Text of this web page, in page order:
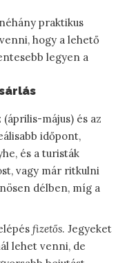
praktikus
hogy a lehető
legyen a
(április-május) és az
időpont,
és a turisták
vagy már ritkulni
délben, míg a
fizetős. Jegyeket
lehet venni, de